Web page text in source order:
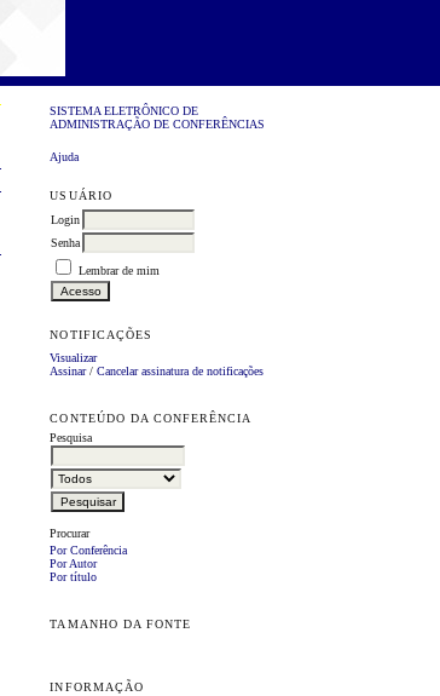
SISTEMA ELETRÔNICO DE
ADMINISTRAÇÃO DE CONFERÊNCIAS
Ajuda
USUÁRIO
Login
Senha
Lembrar de mim
NOTIFICAÇÕES
Visualizar
Assinar/Cancelar assinatura de notificações
CONTEÚDO DA CONFERÊNCIA
Pesquisa
Procurar
Por Conferência
Por Autor
Por título
TAMANHO DA FONTE
INFORMAÇÃO